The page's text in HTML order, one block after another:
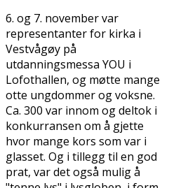
6. og 7. november var
representanter for kirka i
Vestvågøy på
utdanningsmessa YOU i
Lofothallen, og møtte mange
flotte ungdommer og voksne.
Ca. 300 var innom og deltok i
konkurransen om å gjette
hvor mange kors som var i
glasset. Og i tillegg til en god
prat, var det også mulig å